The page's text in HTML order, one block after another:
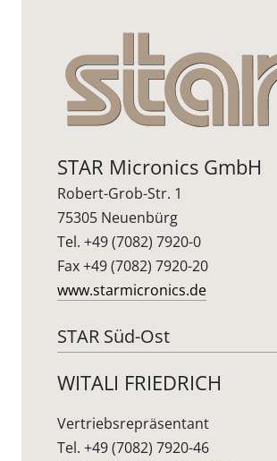
STAR Micronics GmbH
Robert-Grob-Str. 1
75305 Neuenbürg
Tel. +49 (7082) 7920-0
Fax +49 (7082) 7920-20
www.starmicronics.de
STAR Süd-Ost
WITALI FRIEDRICH
Vertriebsrepräsentant
Tel. +49 (7082) 7920-46